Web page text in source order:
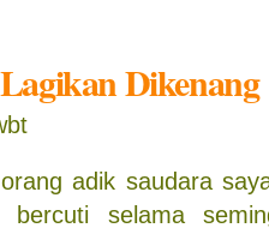
Dikenang
adik saudara
bercuti selama